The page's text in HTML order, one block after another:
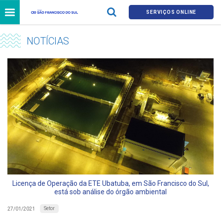
SERVIÇOS ONLINE
NOTÍCIAS
Licença de Operação da ETE Ubatuba, em São Francisco do Sul,
está sob análise do órgão ambiental
27/01/2021 Setor